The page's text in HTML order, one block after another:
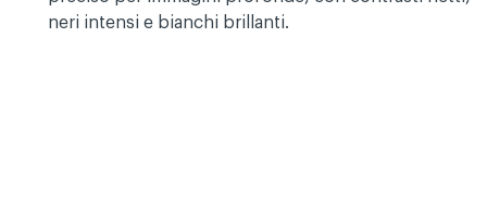
neri intensi e bianchi brillanti.